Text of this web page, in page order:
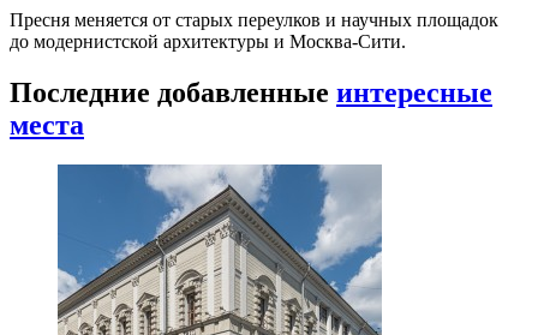
Пресня меняется от старых переулков и научных площадок
до модернистской архитектуры и Москва-Сити.
Последние добавленные интересные
места